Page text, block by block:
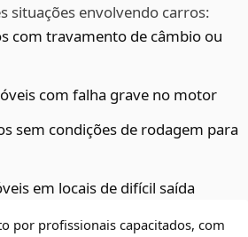
situações envolvendo carros:
com travamento de câmbio ou
com falha grave no motor
sem condições de rodagem para
em locais de difícil saída
por profissionais capacitados, com